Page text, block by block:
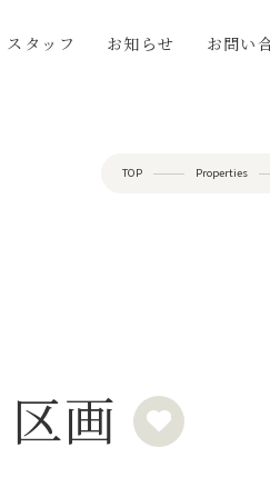
スタッフ お知らせ お問い
TOP Properties
画